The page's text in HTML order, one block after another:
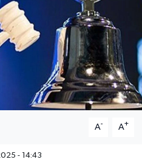
A- A+
- 14:43